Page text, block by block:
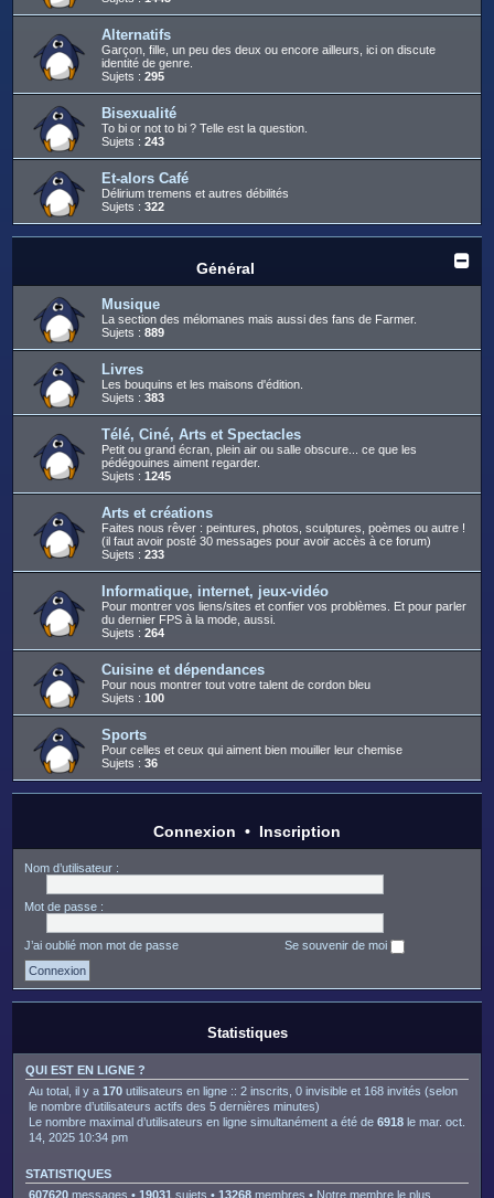
Alternatifs
Garçon, fille, un peu des deux ou encore ailleurs, ici on discute
identité de genre.
Sujets : 295
Bisexualité
To bi or not to bi ? Telle est la question.
Sujets : 243
Et-alors Café
Délirium tremens et autres débilités
Sujets : 322
Général
Musique
La section des mélomanes mais aussi des fans de Farmer.
Sujets : 889
Livres
Les bouquins et les maisons d'édition.
Sujets : 383
Télé, Ciné, Arts et Spectacles
Petit ou grand écran, plein air ou salle obscure... ce que les
pédégouines aiment regarder.
Sujets : 1245
Arts et créations
Faites nous rêver : peintures, photos, sculptures, poèmes ou autre !
(il faut avoir posté 30 messages pour avoir accès à ce forum)
Sujets : 233
Informatique, internet, jeux-vidéo
Pour montrer vos liens/sites et confier vos problèmes. Et pour parler
du dernier FPS à la mode, aussi.
Sujets : 264
Cuisine et dépendances
Pour nous montrer tout votre talent de cordon bleu
Sujets : 100
Sports
Pour celles et ceux qui aiment bien mouiller leur chemise
Sujets : 36
Connexion • Inscription
Nom d’utilisateur :
Mot de passe :
J’ai oublié mon mot de passe Se souvenir de moi
Statistiques
QUI EST EN LIGNE ?
Au total, il y a 170 utilisateurs en ligne :: 2 inscrits, 0 invisible et 168 invités (selon
le nombre d’utilisateurs actifs des 5 dernières minutes)
Le nombre maximal d’utilisateurs en ligne simultanément a été de 6918 le mar. oct.
14, 2025 10:34 pm
STATISTIQUES
607620 messages • 19031 sujets • 13268 membres • Notre membre le plus